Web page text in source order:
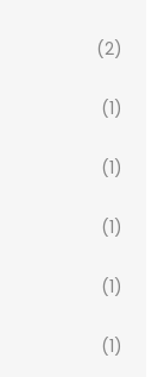
(2)
(1)
(1)
(1)
(1)
(1)